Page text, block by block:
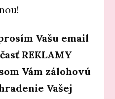
Vašu email
REKLAMY
Vám zálohovú
Vašej